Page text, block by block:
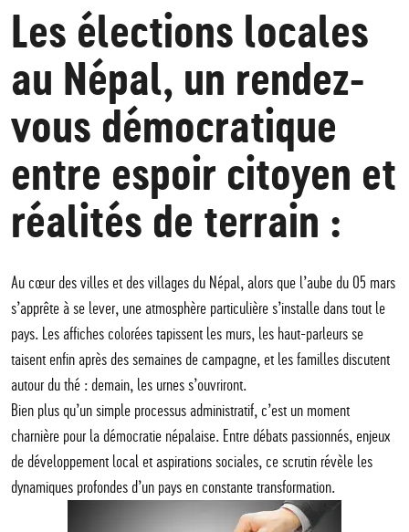
Les élections locales
au Népal, un rendez-
vous démocratique
entre espoir citoyen et
réalités de terrain :
Au cœur des villes et des villages du Népal, alors que l’aube du 05 mars
s’apprête à se lever, une atmosphère particulière s’installe dans tout le
pays. Les affiches colorées tapissent les murs, les haut-parleurs se
taisent enfin après des semaines de campagne, et les familles discutent
autour du thé : demain, les urnes s’ouvriront.
Bien plus qu’un simple processus administratif, c’est un moment
charnière pour la démocratie népalaise. Entre débats passionnés, enjeux
de développement local et aspirations sociales, ce scrutin révèle les
dynamiques profondes d’un pays en constante transformation.